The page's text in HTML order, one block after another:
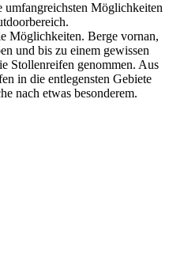
umfangreichsten Möglichkeiten
.
Möglichkeiten. Berge vornan,
und bis zu einem gewissen
Stollenreifen genommen. Aus
in die entlegensten Gebiete
nach etwas besonderem.